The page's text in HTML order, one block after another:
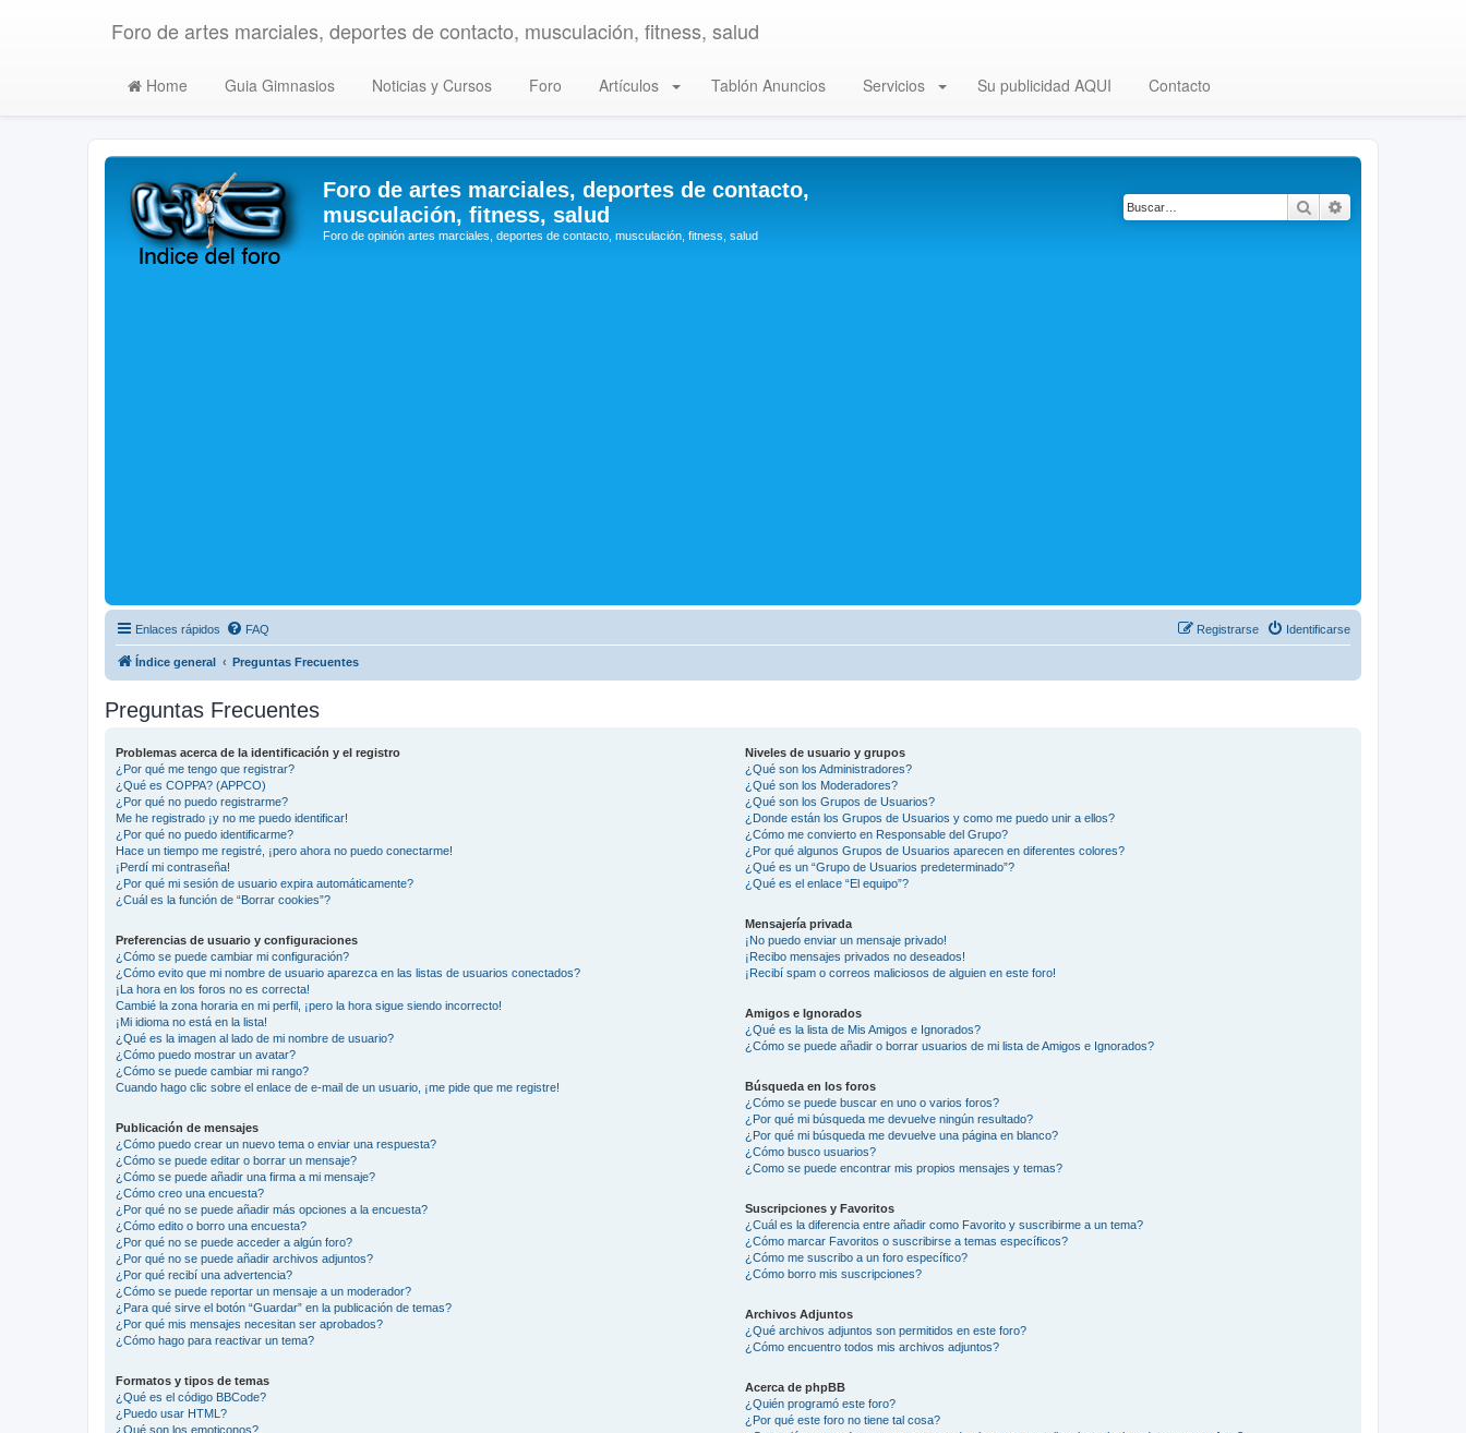
Foro de artes marciales, deportes de contacto, musculación, fitness, salud
Home Guia Gimnasios Noticias y Cursos Foro Artículos Tablón Anuncios Servicios Su publicidad AQUI Contacto
Foro de artes marciales, deportes de contacto,
musculación, fitness, salud
Foro de opinión artes marciales, deportes de contacto, musculación, fitness, salud
Buscar
Enlaces rápidos FAQ Identificarse
Registrarse
Índice general Preguntas Frecuentes
Preguntas Frecuentes
Problemas acerca de la identificación y el registro
¿Por qué me tengo que registrar?
¿Qué es COPPA? (APPCO)
¿Por qué no puedo registrarme?
Me he registrado ¡y no me puedo identificar!
¿Por qué no puedo identificarme?
Hace un tiempo me registré, ¡pero ahora no puedo conectarme!
¡Perdí mi contraseña!
¿Por qué mi sesión de usuario expira automáticamente?
¿Cuál es la función de “Borrar cookies”?
Preferencias de usuario y configuraciones
¿Cómo se puede cambiar mi configuración?
¿Cómo evito que mi nombre de usuario aparezca en las listas de usuarios conectados?
¡La hora en los foros no es correcta!
Cambié la zona horaria en mi perfil, ¡pero la hora sigue siendo incorrecto!
¡Mi idioma no está en la lista!
¿Qué es la imagen al lado de mi nombre de usuario?
¿Cómo puedo mostrar un avatar?
¿Cómo se puede cambiar mi rango?
Cuando hago clic sobre el enlace de e-mail de un usuario, ¡me pide que me registre!
Publicación de mensajes
¿Cómo puedo crear un nuevo tema o enviar una respuesta?
¿Cómo se puede editar o borrar un mensaje?
¿Cómo se puede añadir una firma a mi mensaje?
¿Cómo creo una encuesta?
¿Por qué no se puede añadir más opciones a la encuesta?
¿Cómo edito o borro una encuesta?
¿Por qué no se puede acceder a algún foro?
¿Por qué no se puede añadir archivos adjuntos?
¿Por qué recibí una advertencia?
¿Cómo se puede reportar un mensaje a un moderador?
¿Para qué sirve el botón “Guardar” en la publicación de temas?
¿Por qué mis mensajes necesitan ser aprobados?
¿Cómo hago para reactivar un tema?
Formatos y tipos de temas
¿Qué es el código BBCode?
¿Puedo usar HTML?
¿Qué son los emoticonos?
Niveles de usuario y grupos
¿Qué son los Administradores?
¿Qué son los Moderadores?
¿Qué son los Grupos de Usuarios?
¿Donde están los Grupos de Usuarios y como me puedo unir a ellos?
¿Cómo me convierto en Responsable del Grupo?
¿Por qué algunos Grupos de Usuarios aparecen en diferentes colores?
¿Qué es un “Grupo de Usuarios predeterminado”?
¿Qué es el enlace “El equipo”?
Mensajería privada
¡No puedo enviar un mensaje privado!
¡Recibo mensajes privados no deseados!
¡Recibí spam o correos maliciosos de alguien en este foro!
Amigos e Ignorados
¿Qué es la lista de Mis Amigos e Ignorados?
¿Cómo se puede añadir o borrar usuarios de mi lista de Amigos e Ignorados?
Búsqueda en los foros
¿Cómo se puede buscar en uno o varios foros?
¿Por qué mi búsqueda me devuelve ningún resultado?
¿Por qué mi búsqueda me devuelve una página en blanco?
¿Cómo busco usuarios?
¿Como se puede encontrar mis propios mensajes y temas?
Suscripciones y Favoritos
¿Cuál es la diferencia entre añadir como Favorito y suscribirme a un tema?
¿Cómo marcar Favoritos o suscribirse a temas específicos?
¿Cómo me suscribo a un foro específico?
¿Cómo borro mis suscripciones?
Archivos Adjuntos
¿Qué archivos adjuntos son permitidos en este foro?
¿Cómo encuentro todos mis archivos adjuntos?
Acerca de phpBB
¿Quién programó este foro?
¿Por qué este foro no tiene tal cosa?